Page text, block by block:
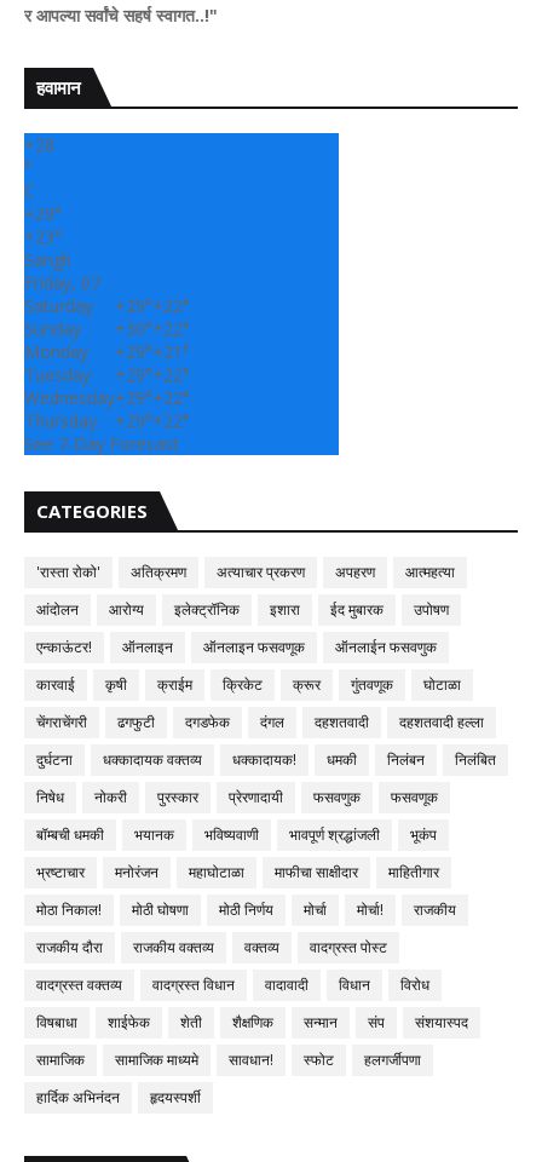
सर्वांचे सहर्ष स्वागत..!"
हवामान
+28
°
C
+29°
+23°
Sangli
Friday, 07
Saturday
+29°+22°
Sunday
+30°+22°
Monday
+29°+21°
Tuesday
+29°+22°
Wednesday+29°+22°
Thursday
+29°+22°
See 7-Day Forecast
CATEGORIES
'रास्ता रोको' अतिक्रमण अत्याचार प्रकरण अपहरण
आत्महत्या
आंदोलन
आरोग्य इलेक्ट्रॉनिक इशारा ईद मुबारक
उपोषण
एन्काऊंटर!
ऑनलाइन ऑनलाइन फसवणूक
ऑनलाईन फसवणुक
कारवाई
कृषी क्राईम क्रिकेट क्रूर गुंतवणूक
घोटाळा
चेंगराचेंगरी
ढगफुटी दगडफेक दंगल दहशतवादी
दहशतवादी हल्ला
दुर्घटना
धक्कादायक वक्तव्य धक्कादायक! धमकी निलंबन
निलंबित
निषेध
नोकरी पुरस्कार प्रेरणादायी फसवणुक
फसवणूक
बॉम्बची धमकी
भयानक भविष्यवाणी भावपूर्ण श्रद्धांजली
भूकंप
भ्रष्टाचार
मनोरंजन महाघोटाळा माफीचा साक्षीदार
माहितीगार
मोठा निकाल!
मोठी घोषणा मोठी निर्णय मोर्चा मोर्चा!
राजकीय
राजकीय दौरा
राजकीय वक्तव्य वक्तव्य
वादग्रस्त पोस्ट
वादग्रस्त वक्तव्य
वादग्रस्त विधान वादावादी विधान
विरोध
विषबाधा
शाईफेक शेती शैक्षणिक सन्मान संप
संशयास्पद
सामाजिक
सामाजिक माध्यमे सावधान! स्फोट
हलगर्जीपणा
हार्दिक अभिनंदन
हृदयस्पर्शी